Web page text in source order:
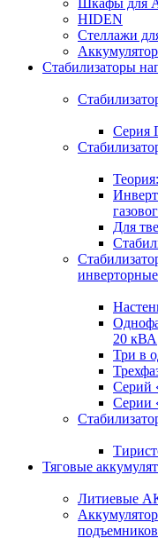
Шкафы для
HIDEN
Стеллажи
Стабилизаторы
Серия
Для
инверторные
20 кВА
Три в
Серий
Серии
Тяговые
Литиевые
подъемников